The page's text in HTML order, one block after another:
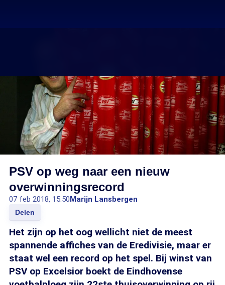
PSV op weg naar een nieuw
overwinningsrecord
07 feb 2018, 15:50Marijn Lansbergen
Delen
Het zijn op het oog wellicht niet de meest
spannende affiches van de Eredivisie, maar er
staat wel een record op het spel. Bij winst van
PSV op Excelsior boekt de Eindhovense